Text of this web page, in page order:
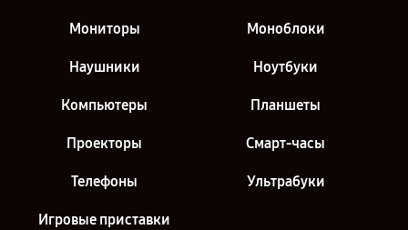
Мониторы Моноблоки
Наушники Ноутбуки
Компьютеры Планшеты
Проекторы Смарт-часы
Телефоны Ультрабуки
Игровые приставки